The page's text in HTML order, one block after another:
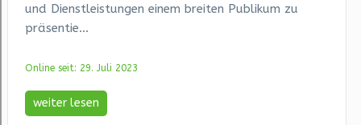
und Dienstleistungen einem breiten Publikum zu
präsentie...
Online seit: 29. Juli 2023
weiter lesen